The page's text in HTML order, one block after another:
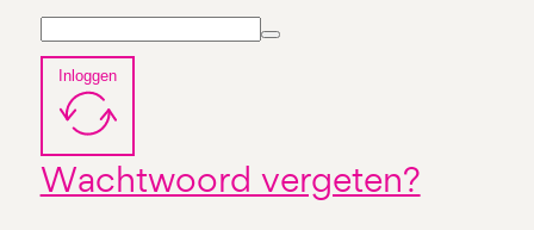
Inloggen
Wachtwoord vergeten?